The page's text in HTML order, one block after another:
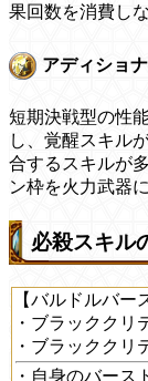
果回数を消費し
アディショ
短期決戦型の性
し、覚醒スキル
合するスキルが
ン枠を火力武器
必殺スキル
【バルドルバー
・ブラッククリ
・ブラッククリ
・自身のバース